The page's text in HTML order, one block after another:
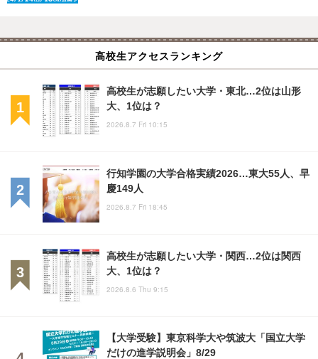
高校生アクセスランキング
高校生が志願したい大学・東北…2位は山形
大、1位は？
2026.8.7 Fri 10:15
行知学園の大学合格実績2026…東大55人、早
慶149人
2026.8.7 Fri 18:45
高校生が志願したい大学・関西…2位は関西
大、1位は？
2026.8.6 Thu 9:15
【大学受験】東京科学大や筑波大「国立大学
だけの進学説明会」8/29